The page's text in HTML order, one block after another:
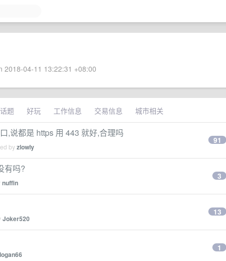
2018-04-11 13:22:31 +08:00
题 好玩 工作信息 交易信息 城市相关
,说都是 https 用 443 就好,合理吗
byzlowly
91
有吗?
nuffin
3
Joker520
13
logan66
1